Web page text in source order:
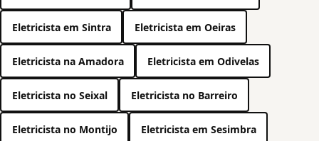
Eletricista em Sintra Eletricista em Oeiras
Eletricista na Amadora Eletricista em Odivelas
Eletricista no Seixal Eletricista no Barreiro
Eletricista no Montijo Eletricista em Sesimbra